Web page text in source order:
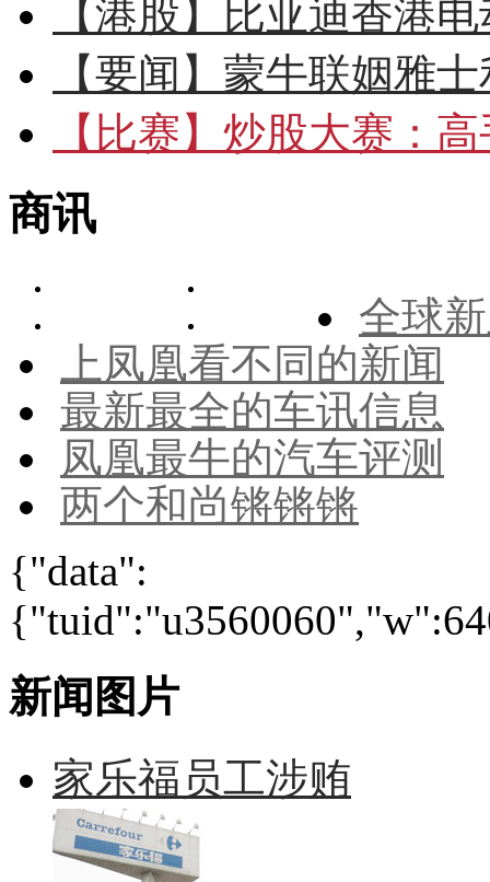
【港股】
比亚迪香港
【要闻】 蒙牛联姻雅
【比赛】 炒股大赛：高
商讯
全球
上凤凰看不同的新闻
最新最全的车讯信息
凤凰最牛的汽车评测
两个和尚锵锵锵
{"data":
新闻图片
家乐福员工涉贿